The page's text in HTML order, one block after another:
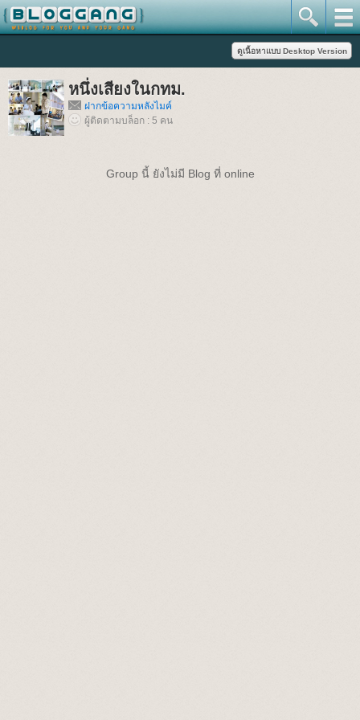
หนึ่งเสียงในกทม.
ฝากข้อความหลังไมค์
ผู้ติดตามบล็อก : 5 คน
Group นี้ ยังไม่มี Blog ที่ online